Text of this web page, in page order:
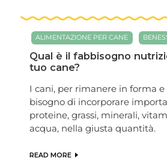
ALIMENTAZIONE PER CANE
Qual è il fabbisogno
tuo cane?
I cani, per rimanere in forma
bisogno di incorporare
proteine, grassi, minerali,
acqua, nella giusta quantità.
READ MORE